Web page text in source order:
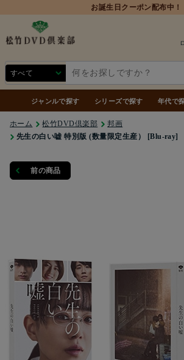
ジャンルで探す シリーズで探す 年代で
ホーム 松竹DVD倶楽部
邦画
先生の白い嘘 特別版 (数量限定生産） [Blu-ray]
前の商品